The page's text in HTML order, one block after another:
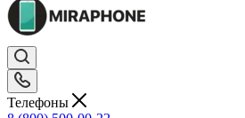
Телефоны